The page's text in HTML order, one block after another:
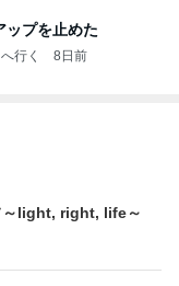
ップを止めた
行く 8日前
～light, right, life～